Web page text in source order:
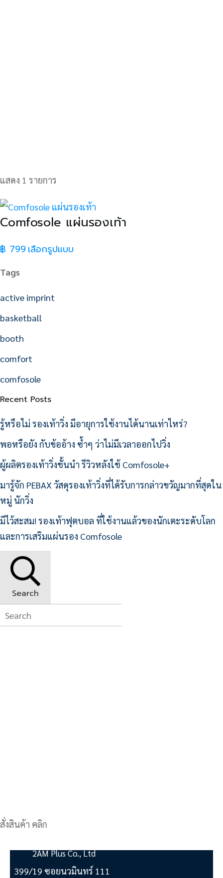
แสดง 1 รายการ
Comfosole แผ่นรองเท้า
฿ 799 เลือกรูปแบบ
the
product
page
Tags
active imprint
basketball
booth
comfort
comfosole
Recent Posts
รู้หรือไม่ รองเท้าวิ่ง มีอายุการใช้งานได้นานเท่าไหร่?
พอหรือยัง กับข้ออ้าง ซ้ำๆ ว่าไม่มีเวลาออกไปวิ่ง
ผู้ผลิตรองเท้าวิ่งชั้นนำ รีวิวหลังใช้ Comfosole+
มารู้จัก PEBAX วัสดุรองเท้าวิ่งที่ได้รับการกล่าวขวัญมากที่สุดใน
หมู่ นักวิ่ง
มีไว้สะสม! รองเท้าฟุตบอล ที่ใช้งานแล้วของนักเตะระดับโลก
และการเสริมแผ่นรอง Comfosole
Search
สั่งสินค้า คลิก
2AM Plus Co., Ltd
399/19 ซอยนวมินทร์ 111